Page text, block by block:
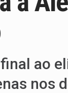
ao
nos